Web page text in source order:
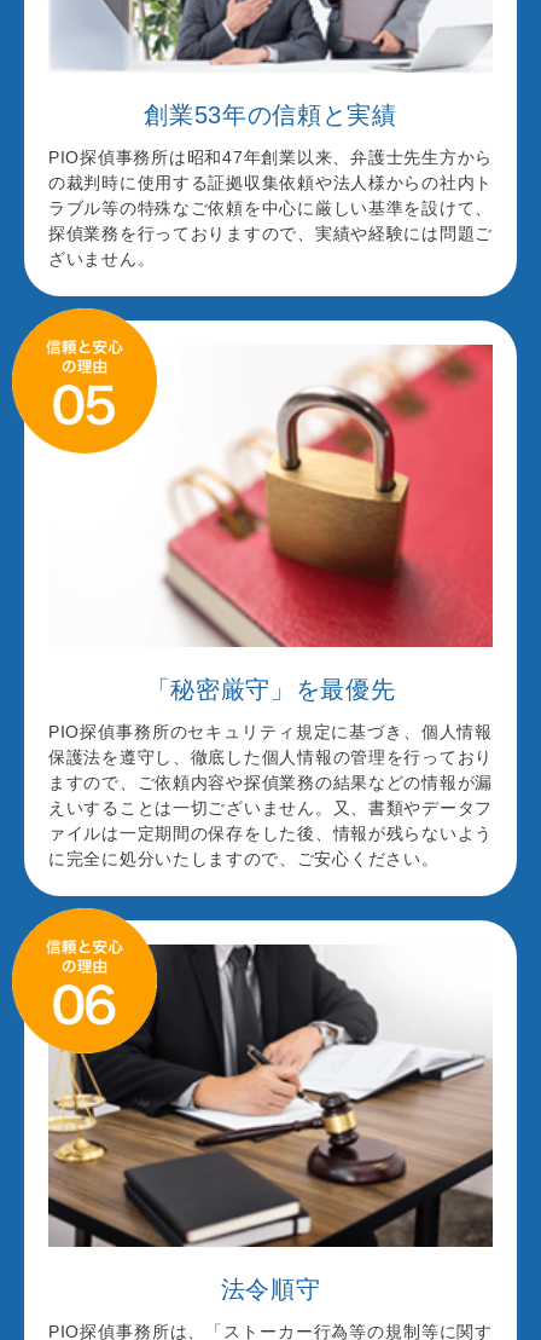
創業53年の信頼と実績
PIO探偵事務所は昭和47年創業以来、弁護士先生方から
の裁判時に使用する証拠収集依頼や法人様からの社内ト
ラブル等の特殊なご依頼を中心に厳しい基準を設けて、
探偵業務を行っておりますので、実績や経験には問題ご
ざいません。
「秘密厳守」を最優先
PIO探偵事務所のセキュリティ規定に基づき、個人情報
保護法を遵守し、徹底した個人情報の管理を行っており
ますので、ご依頼内容や探偵業務の結果などの情報が漏
えいすることは一切ございません。又、書類やデータフ
ァイルは一定期間の保存をした後、情報が残らないよう
に完全に処分いたしますので、ご安心ください。
法令順守
PIO探偵事務所は、「ストーカー行為等の規制等に関す